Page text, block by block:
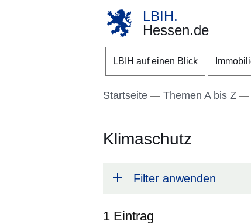
Direkt zum Kopf der
Direkt zum Inhalt
Direkt zum Fuß der
LBIH.
Hessen.de
LBIH auf einen Blick
Startseite Themen A bis Z
Klimaschutz
Filter anwenden
1 Eintrag